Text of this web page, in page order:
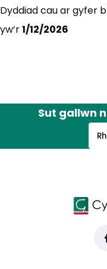
Dyddiad cau ar gyfer
yw’r1/12/2026
Sut gallwn